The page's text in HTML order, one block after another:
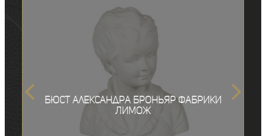
Бюст Александра Броньяр фабрики
Лимож